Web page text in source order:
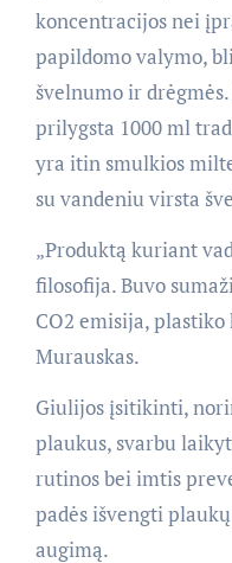
koncentracijos nei
papildomo valymo,
švelnumo ir
prilygsta 1000 ml
yra itin smulkios
su vandeniu virsta
„Produktą kuriant
filosofija. Buvo
CO2 emisija,
Murauskas.
Giulijos įsitikinti,
plaukus, svarbu
rutinos bei imtis
padės išvengti
augimą.